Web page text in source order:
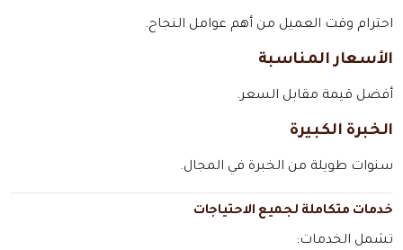
احترام وقت العميل من أهم عوامل النجاح.
الأسعار المناسبة
أفضل قيمة مقابل السعر.
الخبرة الكبيرة
سنوات طويلة من الخبرة في المجال.
خدمات متكاملة لجميع الاحتياجات
تشمل الخدمات: